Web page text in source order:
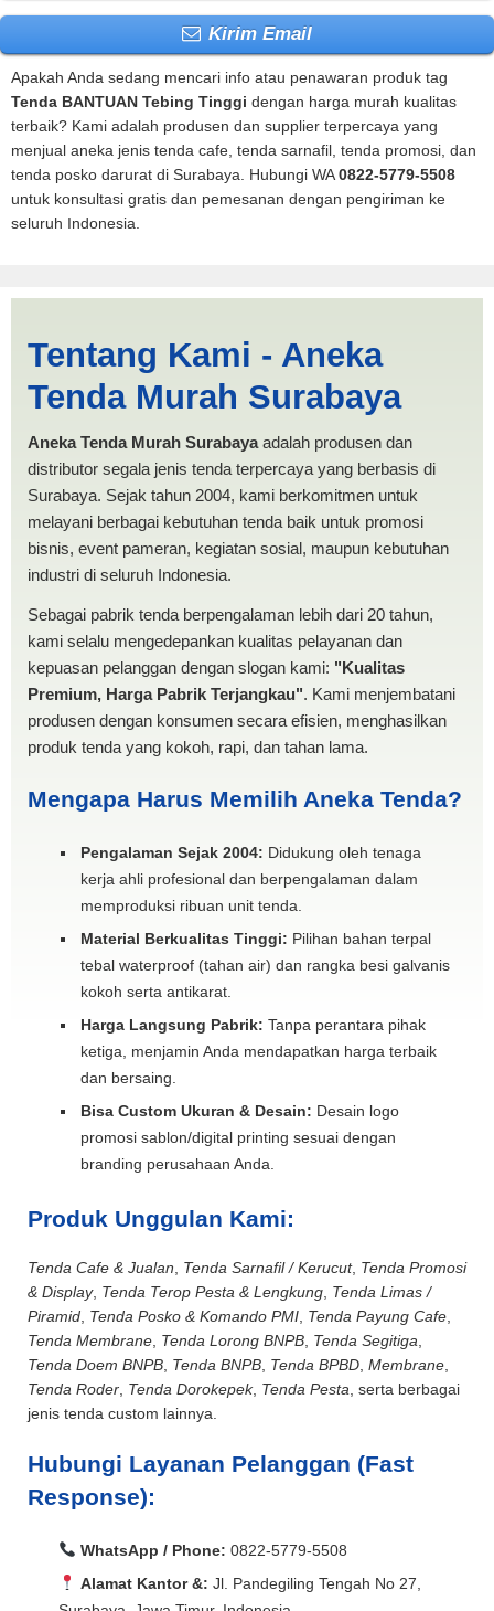
Kirim Email
Apakah Anda sedang mencari info atau penawaran produk tag
Tenda BANTUAN Tebing Tinggi dengan harga murah kualitas
terbaik? Kami adalah produsen dan supplier terpercaya yang
menjual aneka jenis tenda cafe, tenda sarnafil, tenda promosi, dan
tenda posko darurat di Surabaya. Hubungi WA0822-5779-5508
untuk konsultasi gratis dan pemesanan dengan pengiriman ke
seluruh Indonesia.
Tinggi | PRODUKSI ANEKA
TENDA MURAH
Tentang Kami - Aneka
Tenda Murah Surabaya
Aneka Tenda Murah Surabayaadalah produsen dan
distributor segala jenis tenda terpercaya yang berbasis di
Surabaya. Sejak tahun 2004, kami berkomitmen untuk
melayani berbagai kebutuhan tenda baik untuk promosi
bisnis, event pameran, kegiatan sosial, maupun kebutuhan
industri di seluruh Indonesia.
Sebagai pabrik tenda berpengalaman lebih dari 20 tahun,
kami selalu mengedepankan kualitas pelayanan dan
kepuasan pelanggan dengan slogan kami: "Kualitas
Premium, Harga Pabrik Terjangkau". Kami menjembatani
produsen dengan konsumen secara efisien, menghasilkan
produk tenda yang kokoh, rapi, dan tahan lama.
Mengapa Harus Memilih Aneka Tenda?
Pengalaman Sejak 2004: Didukung oleh tenaga
kerja ahli profesional dan berpengalaman dalam
memproduksi ribuan unit tenda.
Material Berkualitas Tinggi: Pilihan bahan terpal
tebal waterproof (tahan air) dan rangka besi galvanis
kokoh serta antikarat.
Harga Langsung Pabrik: Tanpa perantara pihak
ketiga, menjamin Anda mendapatkan harga terbaik
dan bersaing.
Bisa Custom Ukuran & Desain: Desain logo
promosi sablon/digital printing sesuai dengan
branding perusahaan Anda.
Produk Unggulan Kami:
Tenda Cafe & Jualan Tenda Sarnafil / Kerucut, Tenda Promosi
& Display, Tenda Terop Pesta & Lengkung Tenda Limas /
Piramid Tenda Posko & Komando PMI Tenda Payung Cafe
Tenda Membrane Tenda Lorong BNPB Tenda Segitiga
Tenda Doem BNPB Tenda BNPB Tenda BPBD Membrane
Tenda Roder Tenda Dorokepek, Tenda Pesta , serta berbagai
jenis tenda custom lainnya.
Hubungi Layanan Pelanggan (Fast
Response):
WhatsApp / Phone: 0822-5779-5508
Alamat Kantor &: Jl. Pandegiling Tengah No 27,